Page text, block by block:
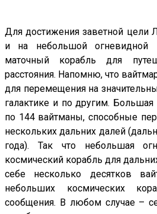
Для достижения заветной цели
и на небольшой огневидной
маточный корабль для
расстояния. Напомню, что
для перемещения на
галактике и по другим.
по 144 вайтманы, способные
нескольких дальних далей
года). Так что небольшая
космический корабль для
себе несколько десятков
небольших космических
сообщения. В любом случае –